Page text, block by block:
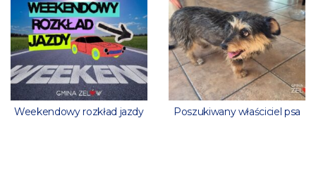
Weekendowy rozkład jazdy Poszukiwany właściciel psa